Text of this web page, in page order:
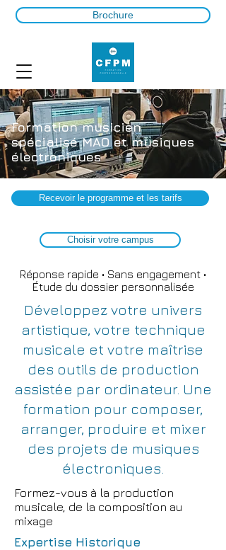
Brochure
Formation musicien
spécialisé MAO et musiques
électroniques
Recevoir le programme et les tarifs
Choisir votre campus
Réponse rapide • Sans engagement •
Étude du dossier personnalisée
Développez votre univers
artistique, votre technique
musicale et votre maîtrise
des outils de production
assistée par ordinateur. Une
formation pour composer,
arranger, produire et mixer
des projets de musiques
électroniques.
Formez-vous à la production
musicale, de la composition au
mixage
Expertise Historique